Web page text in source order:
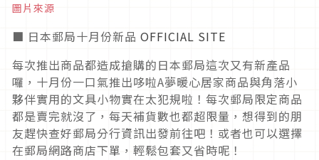
圖片來源
■ 日本郵局十月份新品 OFFICIAL SITE
每次推出商品都造成搶購的日本郵局這次又有新產品
囉，十月份一口氣推出哆啦A夢暖心居家商品與角落小
夥伴實用的文具小物實在太犯規啦！每次郵局限定商品
都是賣完就沒了，每天補貨數也都超限量，想得到的朋
友趕快查好郵局分行資訊出發前往吧！或者也可以選擇
在郵局網路商店下單，輕鬆包套又省時呢！